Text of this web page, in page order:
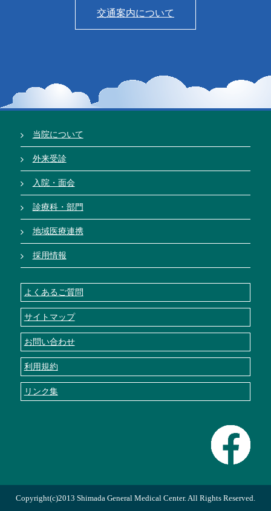
交通案内について
当院について
外来受診
入院・面会
診療科・部門
地域医療連携
採用情報
よくあるご質問
サイトマップ
お問い合わせ
利用規約
リンク集
Copyright(c)2013 Shimada General Medical Center. All Rights Reserved.